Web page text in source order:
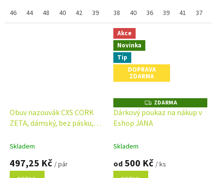
napište ji do poznámky na
konci...
46 44 48 40 42 39 41 43 45 47
napište ji do poznámky na
konci...
38 40 36 39 41 37
Obuv nazouvák CXS CORK
ZETA, dámský, bez pásku,
Skladem
497,25 Kč / pár
Akce
Novinka
Tip
DOPRAVA
ZDARMA
Z
D
A
R
ZDARMA
Dárkový poukaz na nákup v
Eshop JANA
Skladem
od 500 Kč / ks